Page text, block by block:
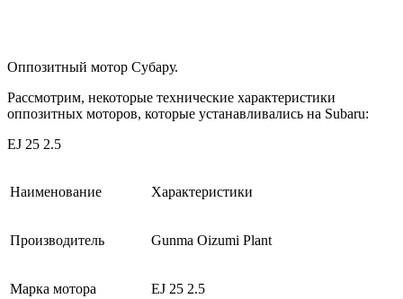
Оппозитный мотор Субару.
Рассмотрим, некоторые технические характеристики
оппозитных моторов, которые устанавливались на Subaru:
EJ 25 2.5
Наименование Характеристики
Производитель Gunma Oizumi Plant
Марка мотора EJ 25 2.5